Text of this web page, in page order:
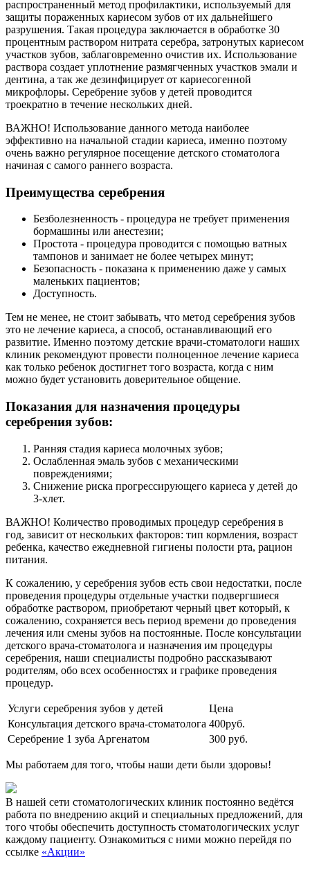
звонок
клиники
распространенный метод профилактики, используемый для
защиты пораженных кариесом зубов от их дальнейшего
разрушения. Такая процедура заключается в обработке 30
процентным раствором нитрата серебра, затронутых кариесом
участков зубов, заблаговременно очистив их. Использование
раствора создает уплотнение размягченных участков эмали и
дентина, а так же дезинфицирует от кариесогенной
микрофлоры. Серебрение зубов у детей проводится
троекратно в течение нескольких дней.
ВАЖНО! Использование данного метода наиболее
эффективно на начальной стадии кариеса, именно поэтому
очень важно регулярное посещение детского стоматолога
начиная с самого раннего возраста.
Преимущества серебрения
Безболезненность - процедура не требует применения
бормашины или анестезии;
Простота - процедура проводится с помощью ватных
тампонов и занимает не более четырех минут;
Безопасность - показана к применению даже у самых
маленьких пациентов;
Доступность.
Тем не менее, не стоит забывать, что метод серебрения зубов
это не лечение кариеса, а способ, останавливающий его
развитие. Именно поэтому детские врачи-стоматологи наших
клиник рекомендуют провести полноценное лечение кариеса
как только ребенок достигнет того возраста, когда с ним
можно будет установить доверительное общение.
Показания для назначения процедуры
серебрения зубов:
Ранняя стадия кариеса молочных зубов;
Ослабленная эмаль зубов с механическими
повреждениями;
Снижение риска прогрессирующего кариеса у детей до
3-хлет.
ВАЖНО! Количество проводимых процедур серебрения в
год, зависит от нескольких факторов: тип кормления, возраст
ребенка, качество ежедневной гигиены полости рта, рацион
питания.
К сожалению, у серебрения зубов есть свои недостатки, после
проведения процедуры отдельные участки подвергшиеся
обработке раствором, приобретают черный цвет который, к
сожалению, сохраняется весь период времени до проведения
лечения или смены зубов на постоянные. После консультации
детского врача-стоматолога и назначения им процедуры
серебрения, наши специалисты подробно рассказывают
родителям, обо всех особенностях и графике проведения
процедур.
Услуги серебрения зубов у детей
Цена
Консультация детского врача-стоматолога 400руб.
Серебрение 1 зуба Аргенатом
300 руб.
Мы работаем для того, чтобы наши дети были здоровы!
В нашей сети стоматологических клиник постоянно ведётся
работа по внедрению акций и специальных предложений, для
того чтобы обеспечить доступность стоматологических услуг
каждому пациенту. Ознакомиться с ними можно перейдя по
ссылке «Акции»